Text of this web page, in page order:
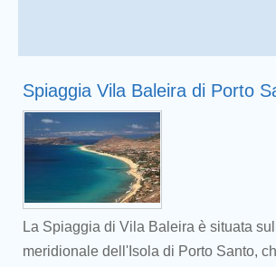
Spiaggia Vila Baleira di Porto
La Spiaggia di Vila Baleira è situata
meridionale dell'Isola di Porto Santo,